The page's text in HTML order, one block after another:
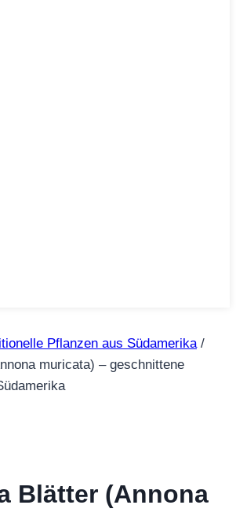
Pflanzen aus Südamerika /
muricata) – geschnittene
Blätter (Annona